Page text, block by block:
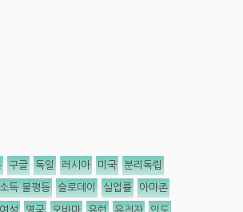
구글 독일 러시아 미국 분리독립
소득 불평등 슬로데이 실업률 아마존